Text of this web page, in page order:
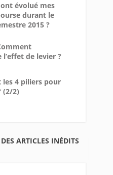
évolué mes
durant le
2015 ?
de levier ?
les 4 piliers pour
(2/2)
ARTICLES INÉDITS